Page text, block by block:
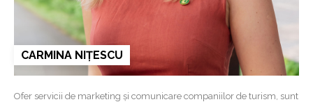
CARMINA NIȚESCU
Ofer servicii de marketing și comunicare companiilor de turism, sunt